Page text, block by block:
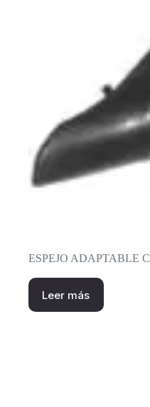
ESPEJO ADAPTABLE
Leer más